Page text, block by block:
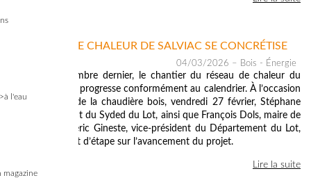
l'eau
magazine
LE RÉSEAU DE CHALEUR DE SALVIAC SE CONCRÉTISE
04/03/2026 – Bois - Énergie
Lancé en novembre dernier, le chantier du réseau de chaleur du
Syded à Salviac progresse conformément au calendrier. À l’occasion
de la livraison de la chaudière bois, vendredi 27 février, Stéphane
Magot, président du Syded du Lot, ainsi que François Dols, maire de
Salviac et Frédéric Gineste, vice-président du Département du Lot,
ont fait un point d’étape sur l’avancement du projet.
Lire la suite